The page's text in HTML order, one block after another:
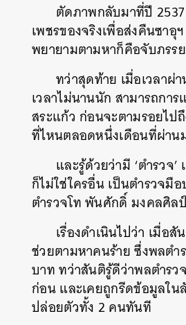
ตัดภาพกลับมาที่ปี
เพชรของจริงเพื่อส่งคืนซา
พยายามตามหาก็คือจับภรร
ทว่าสุดท้าย เมื่อเวลา
เวลาไม่นานนัก สามารถกา
สระแก้ว ก่อนจะตามรอยไ
ที่ไหนตลอดหนึ่งเดือนที่ผ่าน
และรู้ด้วยว่ามี ‘ตำรวจ
ก็ไม่ใช่ใครอื่น เป็นตำรวจ
ตำรวจโท พันศักดิ์ มงคลศิล
เรื่องดำเนินไปว่า เมื่อ
ช่วยตามหาคนร้าย ซึ่งพลตำ
บาท ทว่าสันติรู้ดีว่าพลตำรว
ก่อน และเคยถูกรีดข้อมูลใ
ปล่อยตัวทั้ง 2 คนทันที